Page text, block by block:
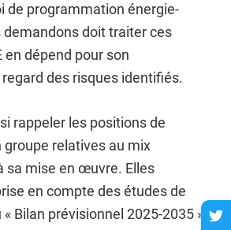
de programmation énergie-
doit traiter ces
en dépend pour son
des risques identifiés.
rappeler les positions de
groupe relatives au mix
sa mise en œuvre. Elles
en compte des études de
« Bilan prévisionnel 2025-2035 »